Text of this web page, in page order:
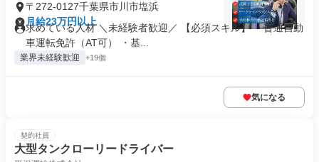
〒272-0127千葉県市川市塩浜
月給23万円以上
求めている人材 ＼未経験者歓迎／ 【必須スキル】 ・普通自動
車運転免許（AT可） ・基...
業界未経験歓迎 +19個
気になる
契約社員
大型タンクローリードライバー